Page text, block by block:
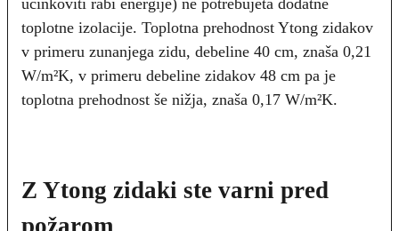
učinkoviti rabi energije) ne potrebujeta dodatne
toplotne izolacije. Toplotna prehodnost Ytong zidakov
v primeru zunanjega zidu, debeline 40 cm, znaša 0,21
W/m²K, v primeru debeline zidakov 48 cm pa je
toplotna prehodnost še nižja, znaša 0,17 W/m²K.
Z Ytong zidaki ste varni pred
požarom